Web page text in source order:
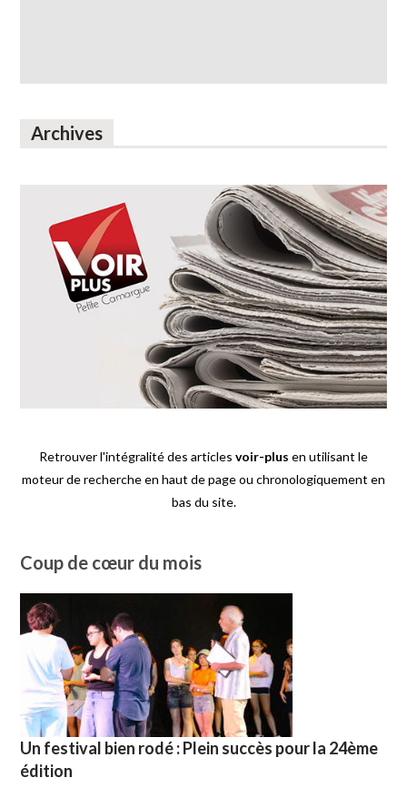
Archives
Retrouver l'intégralité des articles voir-plus en utilisant le
moteur de recherche en haut de page ou chronologiquement en
bas du site.
Coup de cœur du mois
Un festival bien rodé : Plein succès pour la 24ème
édition